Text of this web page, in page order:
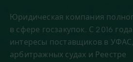
Юридическая компания
в сфере госзакупок. С 2016
интересы поставщиков в УФАС,
арбитражных судах и Реестре